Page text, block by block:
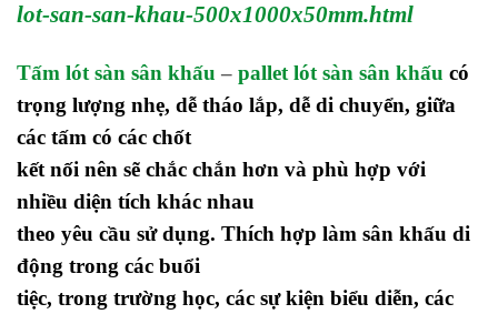
lot-san-san-khau-500x1000x50mm.html
Tấm lót sàn sân khấu – pallet lót sàn sân khấu có
trọng lượng nhẹ, dễ tháo lắp, dễ di chuyển, giữa
các tấm có các chốt
kết nối nên sẽ chắc chắn hơn và phù hợp với
nhiều diện tích khác nhau
theo yêu cầu sử dụng. Thích hợp làm sân khấu di
động trong các buổi
tiệc, trong trường học, các sự kiện biểu diễn, các